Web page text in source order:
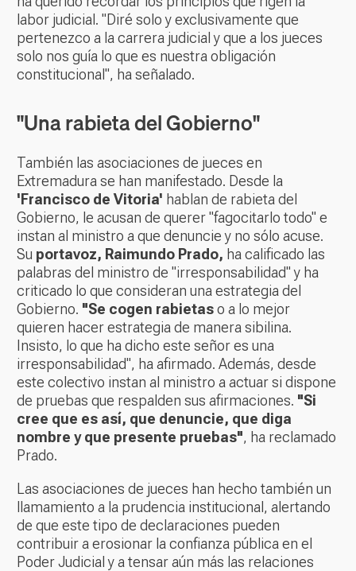
labor judicial. "Diré solo y exclusivamente que
pertenezco a la carrera judicial y que a los jueces
solo nos guía lo que es nuestra obligación
constitucional", ha señalado.
"Una rabieta del Gobierno"
También las asociaciones de jueces en
Extremadura se han manifestado. Desde la
'Francisco de Vitoria' hablan de rabieta del
Gobierno, le acusan de querer "fagocitarlo todo" e
instan al ministro a que denuncie y no sólo acuse.
Su portavoz, Raimundo Prado, ha calificado las
palabras del ministro de "irresponsabilidad" y ha
criticado lo que consideran una estrategia del
Gobierno. "Se cogen rabietaso a lo mejor
quieren hacer estrategia de manera sibilina.
Insisto, lo que ha dicho este señor es una
irresponsabilidad", ha afirmado. Además, desde
este colectivo instan al ministro a actuar si dispone
de pruebas que respalden sus afirmaciones. "Si
cree que es así, que denuncie, que diga
nombre y que presente pruebas", ha reclamado
Prado.
Las asociaciones de jueces han hecho también un
llamamiento a la prudencia institucional, alertando
de que este tipo de declaraciones pueden
contribuir a erosionar la confianza pública en el
Poder Judicial y a tensar aún más las relaciones